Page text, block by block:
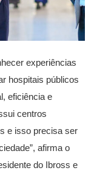
experiências
hospitais públicos
eficiência e
centros
e isso precisa ser
afirma o
do Ibross e